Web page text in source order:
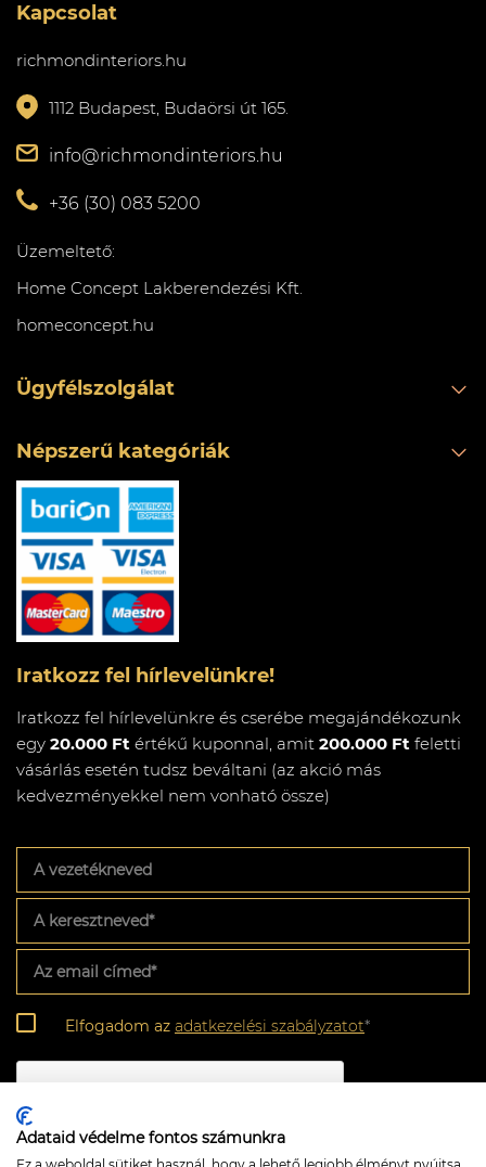
Kapcsolat
richmondinteriors.hu
1112 Budapest, Budaörsi út 165.
info@richmondinteriors.hu
+36 (30) 083 5200
Üzemeltető:
Home Concept Lakberendezési Kft.
homeconcept.hu
Ügyfélszolgálat
Népszerű kategóriák
Iratkozz fel hírlevelünkre!
Iratkozz fel hírlevelünkre és cserébe megajándékozunk
egy 20.000 Ft értékű kuponnal, amit 200.000 Ft feletti
vásárlás esetén tudsz beváltani (az akció más
kedvezményekkel nem vonható össze)
vezetékneved
keresztneved*
email
címed*
Adatkezelési
szabályzat*
Elfogadom az adatkezelési szabályzatot*
CAPTCHA
Adataid védelme fontos számunkra